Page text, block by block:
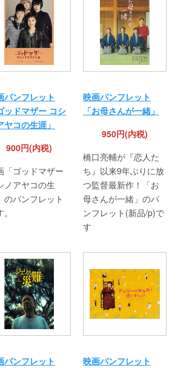
パンフレット
ッドマザー コシ
ヤコの生涯」
900円(内税)
「ゴッドマザー
ノアヤコの生
のパンフレット
映画パンフレット
「お母さんが一緒」
950円(内税)
橋口亮輔が『恋人た
ち』以来9年ぶりに放
つ監督最新作！「お
母さんが一緒」のパ
ンフレット(新品/p)で
す
パンフレット
映画パンフレット